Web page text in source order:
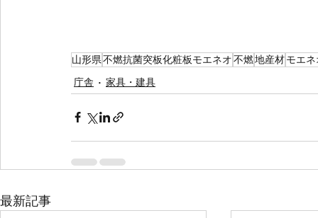
山形県不燃抗菌突板化粧板モエネオ不燃地産材モエ
庁舎 家具・建具
最新記事